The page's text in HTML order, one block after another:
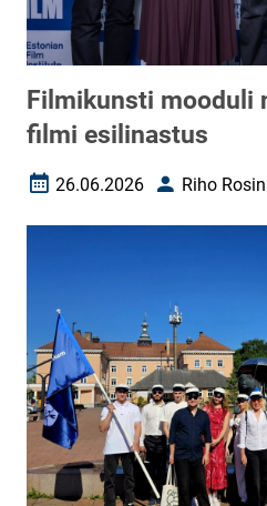
Filmikunsti mooduli
filmi esilinastus
Loomise kuupäev
26.06.2026 AutorRiho Rosin